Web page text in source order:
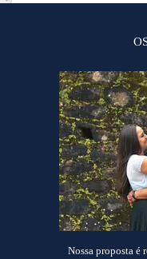
Nossa proposta é